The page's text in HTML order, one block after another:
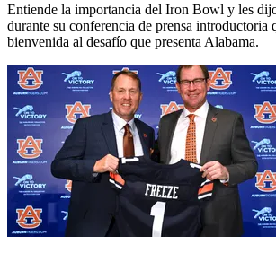
Entiende la importancia del Iron Bowl y les
durante su conferencia de prensa introductoria
bienvenida al desafío que presenta Alabama.